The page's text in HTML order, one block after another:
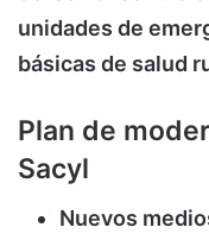
unidades de
básicas de salud
Plan de
Sacyl
Nuevos